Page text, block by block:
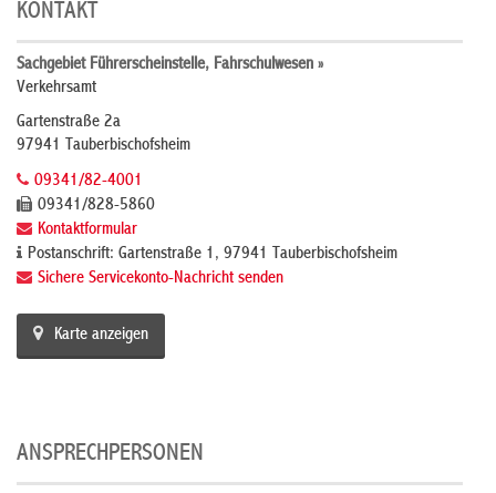
KONTAKT
Sachgebiet Führerscheinstelle, Fahrschulwesen »
Verkehrsamt
Gartenstraße 2a
97941 Tauberbischofsheim
09341/82-4001
09341/828-5860
Kontaktformular
Postanschrift: Gartenstraße 1, 97941 Tauberbischofsheim
Sichere Servicekonto-Nachricht senden
Karte anzeigen
ANSPRECHPERSONEN